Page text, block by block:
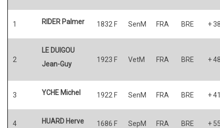
1 RIDER Palmer 1832 F SenM FRA BRE +
2
LE DUIGOU
Jean-Guy
1923 F VetM FRA BRE +
3 YCHE Michel 1922 F SenM FRA BRE +
4 HUARD Herve 1686 F SepM FRA BRE +